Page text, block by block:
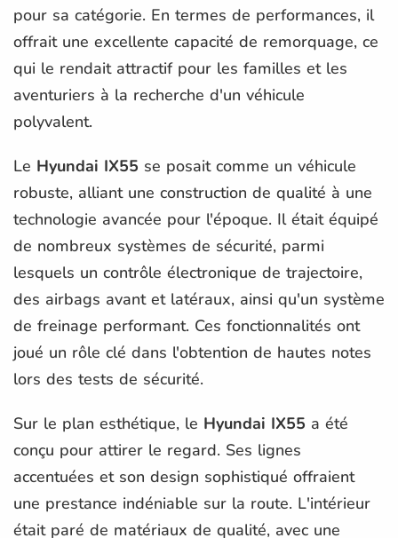
pour sa catégorie. En termes de performances, il
offrait une excellente capacité de remorquage, ce
qui le rendait attractif pour les familles et les
aventuriers à la recherche d'un véhicule
polyvalent.
Le Hyundai IX55 se posait comme un véhicule
robuste, alliant une construction de qualité à une
technologie avancée pour l'époque. Il était équipé
de nombreux systèmes de sécurité, parmi
lesquels un contrôle électronique de trajectoire,
des airbags avant et latéraux, ainsi qu'un système
de freinage performant. Ces fonctionnalités ont
joué un rôle clé dans l'obtention de hautes notes
lors des tests de sécurité.
Sur le plan esthétique, le Hyundai IX55 a été
conçu pour attirer le regard. Ses lignes
accentuées et son design sophistiqué offraient
une prestance indéniable sur la route. L'intérieur
était paré de matériaux de qualité, avec une